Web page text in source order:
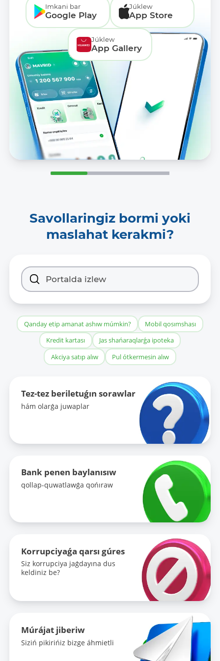
Imkani bar
Google Play
Júklew
App Store
Júklew
App Gallery
Savollaringiz bormi yoki
maslahat kerakmi?
Qanday etip amanat ashıw múmkin?
Mobil qosımshası
Kredit kartası
Jas shańaraqlarǵa ipoteka
Akciya satıp alıw
Pul ótkermesin alıw
Tez-tez beriletuǵın sorawlar
hám olarǵa juwaplar
Bank penen baylanısıw
qollap-quwatlawǵa qońıraw
Korrupciyaǵa qarsı gúres
Siz korrupciya jaǵdayına dus
keldiniz be?
Múrájat jiberiw
Siziń pikirińiz bizge áhmietli